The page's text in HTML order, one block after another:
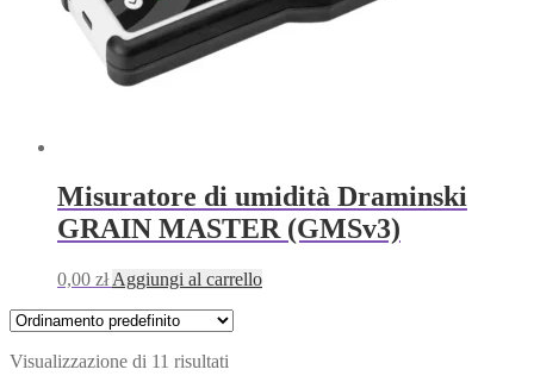
Misuratore di umidità Draminski
GRAIN MASTER (GMSv3)
0,00 zł Aggiungi al carrello
Visualizzazione di 11 risultati